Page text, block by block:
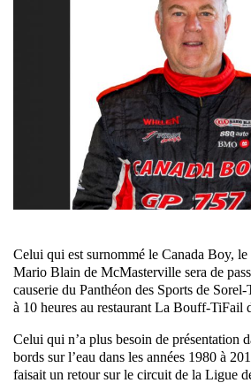
Celui qui est surnommé le Canada Boy,
Mario Blain de McMasterville sera de
causerie du Panthéon des Sports de
à 10 heures au restaurant La Bouff-TiFail
Celui qui n’a plus besoin de présentation
bords sur l’eau dans les années 1980 à
faisait un retour sur le circuit de la Ligue